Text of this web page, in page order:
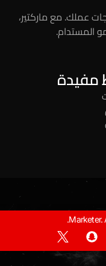
عملك. مع ماركتير،
المستدام.
مفيدة